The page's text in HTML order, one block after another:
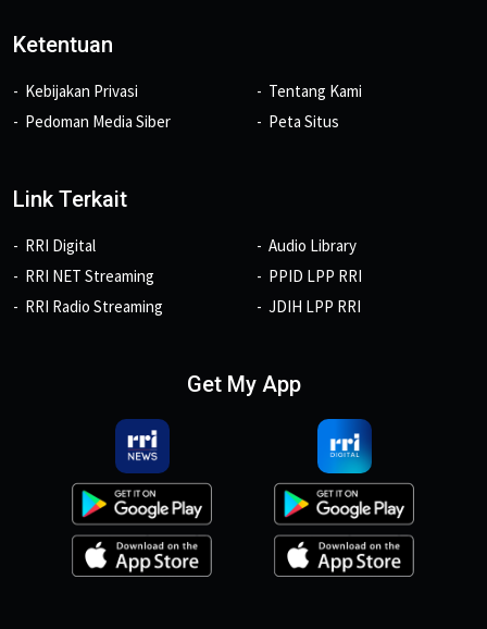
Ketentuan
Kebijakan Privasi
Pedoman Media Siber
Tentang Kami
Peta Situs
Link Terkait
RRI Digital
RRI NET Streaming
RRI Radio Streaming
Audio Library
PPID LPP RRI
JDIH LPP RRI
Get My App